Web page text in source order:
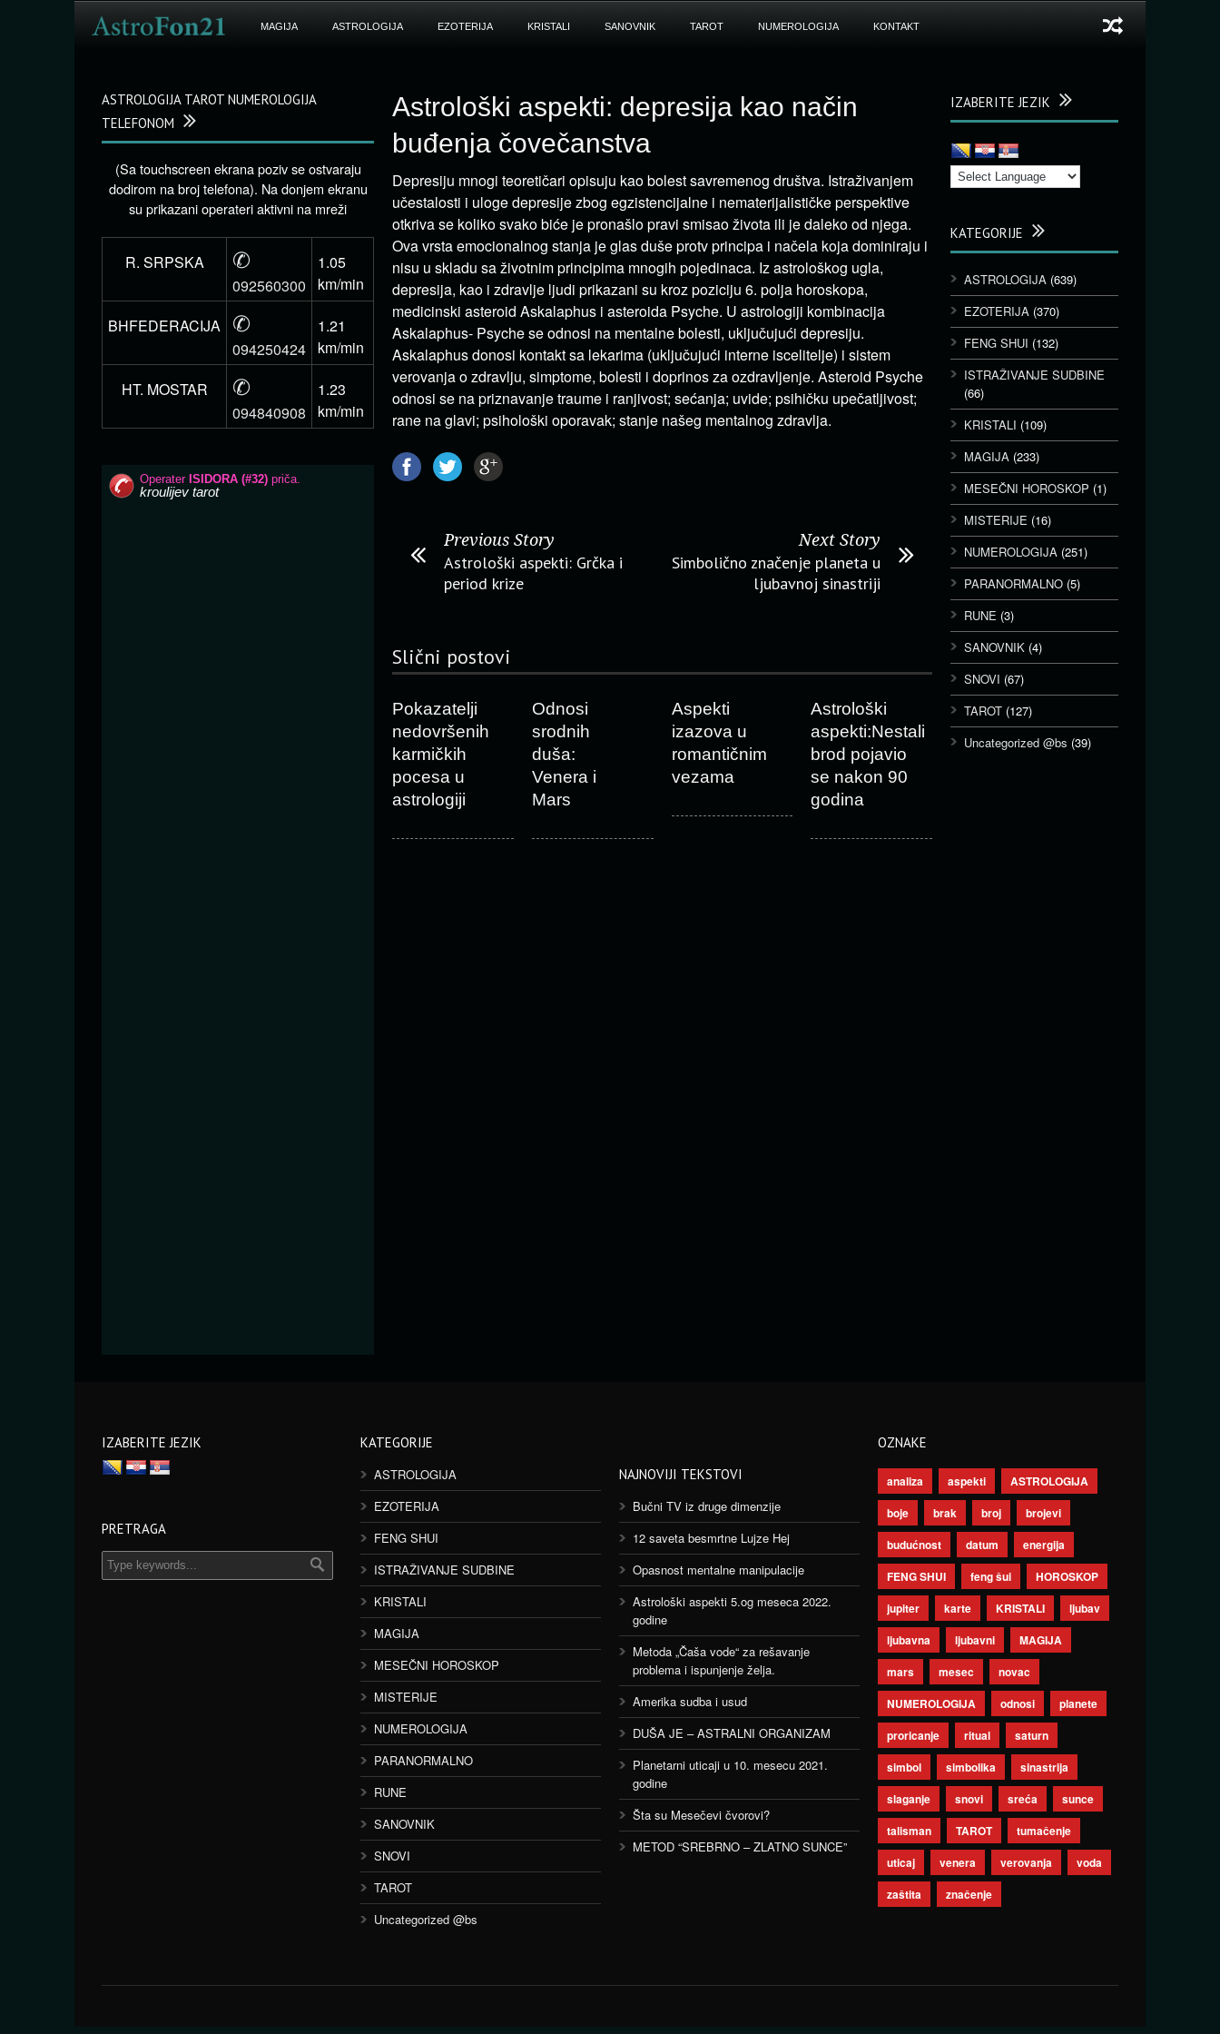
MAGIJA ASTROLOGIJA EZOTERIJA KRISTALI SANOVNIK TAROT NUMEROLOGIJA KONTAKT
Astrološki aspekti: depresija kao način
buđenja čovečanstva
Depresiju mnogi teoretičari opisuju kao bolest savremenog društva. Istraživanjem
učestalosti i uloge depresije zbog egzistencijalne i nematerijalističke perspektive
otkriva se koliko svako biće je pronašlo pravi smisao života ili je daleko od njega.
Ova vrsta emocionalnog stanja je glas duše protv principa i načela koja dominiraju i
nisu u skladu sa životnim principima mnogih pojedinaca. Iz astrološkog ugla,
depresija, kao i zdravlje ljudi prikazani su kroz poziciju 6. polja horoskopa,
medicinski asteroid Askalaphus i asteroida Psyche. U astrologiji kombinacija
Askalaphus- Psyche se odnosi na mentalne bolesti, uključujući depresiju.
Askalaphus donosi kontakt sa lekarima (uključujući interne iscelitelje) i sistem
verovanja o zdravlju, simptome, bolesti i doprinos za ozdravljenje. Asteroid Psyche
odnosi se na priznavanje traume i ranjivost; sećanja; uvide; psihičku upečatljivost;
rane na glavi; psihološki oporavak; stanje našeg mentalnog zdravlja.
Previous Story
Astrološki aspekti: Grčka i
period krize
Next Story
Simbolično značenje planeta u
ljubavnoj sinastriji
Slični postovi
Pokazatelji
nedovršenih
karmičkih
pocesa u
astrologiji
Odnosi
srodnih
duša:
Venera i
Mars
Aspekti
izazova u
romantičnim
vezama
Astrološki
aspekti:Nestali
brod pojavio
se nakon 90
godina
IZABERITE JEZIK
KATEGORIJE
ASTROLOGIJA (639)
EZOTERIJA (370)
FENG SHUI (132)
ISTRAŽIVANJE SUDBINE
(66)
KRISTALI (109)
MAGIJA (233)
MESEČNI HOROSKOP (1)
MISTERIJE (16)
NUMEROLOGIJA (251)
PARANORMALNO (5)
RUNE (3)
SANOVNIK (4)
SNOVI (67)
TAROT (127)
Uncategorized @bs (39)
ASTROLOGIJA TAROT NUMEROLOGIJA
TELEFONOM
(Sa touchscreen ekrana poziv se ostvaraju
dodirom na broj telefona). Na donjem ekranu
su prikazani operateri aktivni na mreži
R. SRPSKA ✆
092560300
1.05
km/min
BHFEDERACIJA
✆
094250424
1.21
km/min
HT. MOSTAR
✆
094840908
1.23
km/min
IZABERITE JEZIK
PRETRAGA
KATEGORIJE
ASTROLOGIJA
EZOTERIJA
FENG SHUI
ISTRAŽIVANJE SUDBINE
KRISTALI
MAGIJA
MESEČNI HOROSKOP
MISTERIJE
NUMEROLOGIJA
PARANORMALNO
RUNE
SANOVNIK
SNOVI
TAROT
Uncategorized @bs
NAJNOVIJI TEKSTOVI
Bučni TV iz druge dimenzije
12 saveta besmrtne Lujze Hej
Opasnost mentalne manipulacije
Astrološki aspekti 5.og meseca 2022.
godine
Metoda „Čaša vode“ za rešavanje
problema i ispunjenje želja.
Amerika sudba i usud
DUŠA JE – ASTRALNI ORGANIZAM
Planetarni uticaji u 10. mesecu 2021.
godine
Šta su Mesečevi čvorovi?
METOD “SREBRNO – ZLATNO SUNCE”
OZNAKE
analiza aspekti
ASTROLOGIJA
boje
brak broj
brojevi
budućnost
datum
energija
FENG SHUI
feng šui
HOROSKOP
jupiter
karte KRISTALI
ljubav
ljubavna
ljubavni
MAGIJA
mars
mesec
novac
NUMEROLOGIJA
odnosi
planete
proricanje
ritual
saturn
simbol
simbolika
sinastrija
slaganje
snovi sreća
sunce
talisman
TAROT
tumačenje
uticaj
venera verovanja
voda
zaštita
značenje